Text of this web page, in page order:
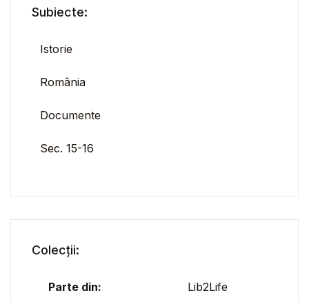
Subiecte:
Istorie
România
Documente
Sec. 15-16
Colecții:
Parte din: Lib2Life